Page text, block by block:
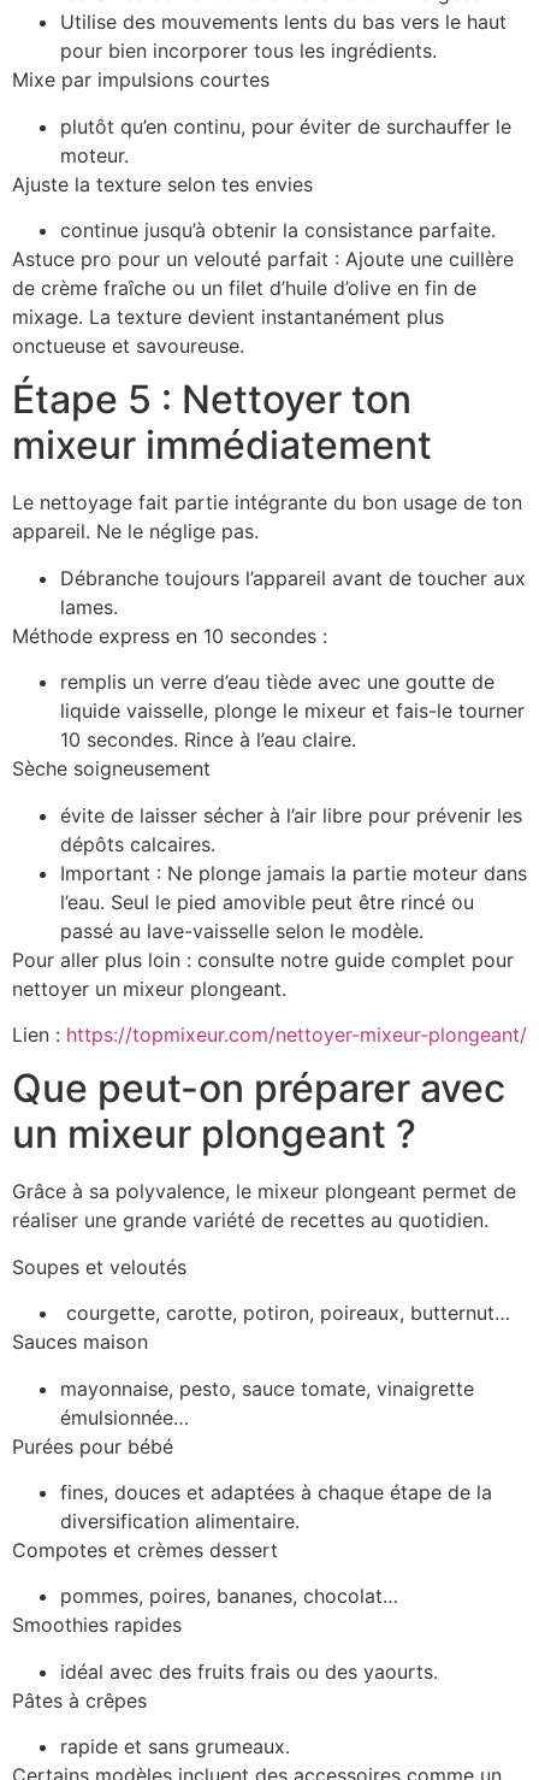
Utilise des mouvements lents du bas vers le haut
pour bien incorporer tous les ingrédients.
Mixe par impulsions courtes
plutôt qu’en continu, pour éviter de surchauffer le
moteur.
Ajuste la texture selon tes envies
continue jusqu’à obtenir la consistance parfaite.
Astuce pro pour un velouté parfait : Ajoute une cuillère
de crème fraîche ou un filet d’huile d’olive en fin de
mixage. La texture devient instantanément plus
onctueuse et savoureuse.
Étape 5 : Nettoyer ton
mixeur immédiatement
Le nettoyage fait partie intégrante du bon usage de ton
appareil. Ne le néglige pas.
Débranche toujours l’appareil avant de toucher aux
lames.
Méthode express en 10 secondes :
remplis un verre d’eau tiède avec une goutte de
liquide vaisselle, plonge le mixeur et fais-le tourner
10 secondes. Rince à l’eau claire.
Sèche soigneusement
évite de laisser sécher à l’air libre pour prévenir les
dépôts calcaires.
Important : Ne plonge jamais la partie moteur dans
l’eau. Seul le pied amovible peut être rincé ou
passé au lave-vaisselle selon le modèle.
Pour aller plus loin : consulte notre guide complet pour
nettoyer un mixeur plongeant.
Lien : https://topmixeur.com/nettoyer-mixeur-plongeant/
Que peut-on préparer avec
un mixeur plongeant ?
Grâce à sa polyvalence, le mixeur plongeant permet de
réaliser une grande variété de recettes au quotidien.
Soupes et veloutés
courgette, carotte, potiron, poireaux, butternut…
Sauces maison
mayonnaise, pesto, sauce tomate, vinaigrette
émulsionnée…
Purées pour bébé
fines, douces et adaptées à chaque étape de la
diversification alimentaire.
Compotes et crèmes dessert
pommes, poires, bananes, chocolat…
Smoothies rapides
idéal avec des fruits frais ou des yaourts.
Pâtes à crêpes
rapide et sans grumeaux.